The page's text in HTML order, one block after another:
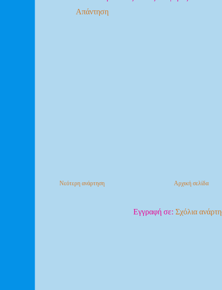
Απάντηση
Νεότερη ανάρτηση Αρχική σελίδα
Εγγραφή σε:Σχόλια